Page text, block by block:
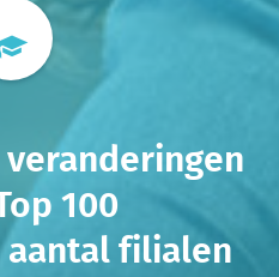
100
filialen